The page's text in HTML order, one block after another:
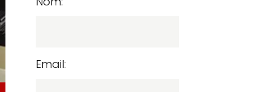
Email: